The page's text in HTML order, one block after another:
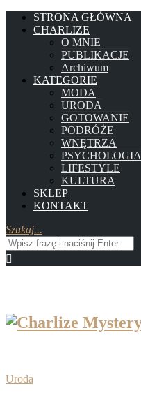
STRONA GŁÓWNA
CHARLIZE
O MNIE
PUBLIKACJE
Archiwum
KATEGORIE
MODA
URODA
GOTOWANIE
PODRÓŻE
WNĘTRZA
PSYCHOLOGIA
LIFESTYLE
KULTURA
SKLEP
KONTAKT
Szukaj...
Uroda